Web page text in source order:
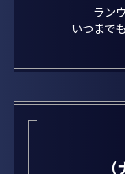
ラン
いつまで